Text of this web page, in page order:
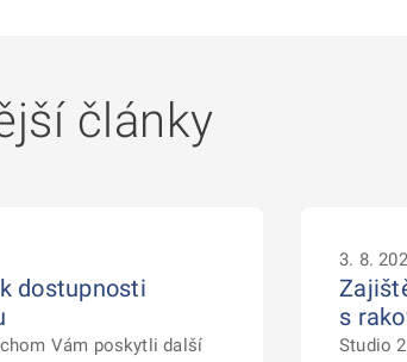
články
dostupnosti
Vám poskytli další
3. 8.
s
Studio